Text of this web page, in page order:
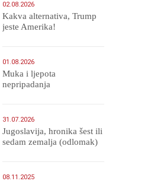
02.08.2026
Kakva alternativa, Trump
jeste Amerika!
01.08.2026
Muka i ljepota
nepripadanja
31.07.2026
Jugoslavija, hronika šest ili
sedam zemalja (odlomak)
08.11.2025